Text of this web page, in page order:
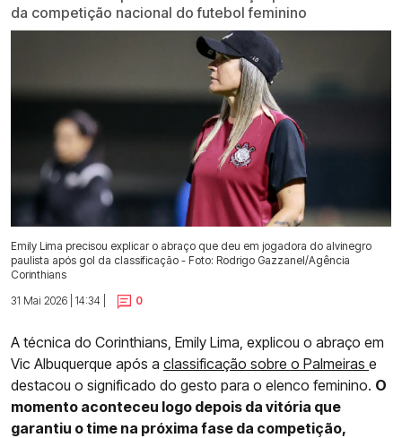
da competição nacional do futebol feminino
Emily Lima precisou explicar o abraço que deu em jogadora do alvinegro
paulista após gol da classificação - Foto: Rodrigo Gazzanel/Agência
Corinthians
31 Mai 2026 | 14:34 |
0
A técnica do Corinthians, Emily Lima, explicou o abraço em
Vic Albuquerque após a classificação sobre o Palmeiras e
destacou o significado do gesto para o elenco feminino. O
momento aconteceu logo depois da vitória que
garantiu o time na próxima fase da competição,